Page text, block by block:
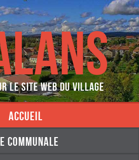
le site web du village
accueil
communale